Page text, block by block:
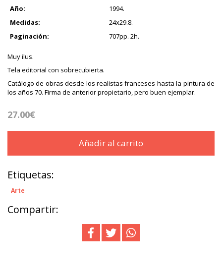
Año:
1994.
Medidas:
24x29.8.
Paginación:
707pp. 2h.
Muy ilus.
Tela editorial con sobrecubierta.
Catálogo de obras desde los realistas franceses hasta la pintura de
los años 70. Firma de anterior propietario, pero buen ejemplar.
27.00€
Añadir al carrito
Etiquetas:
Arte
Compartir: